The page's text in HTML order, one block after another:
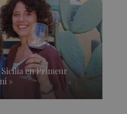
en Primeur
»